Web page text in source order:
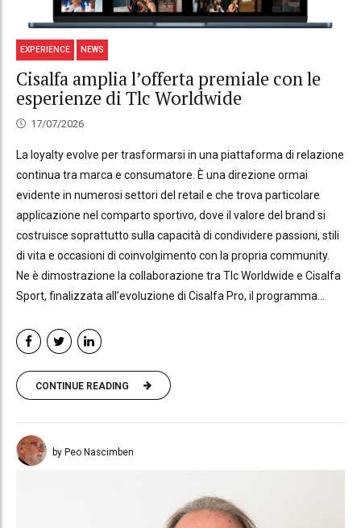
EXPERIENCE NEWS
Cisalfa amplia l’offerta premiale con le
esperienze di Tlc Worldwide
17/07/2026
La loyalty evolve per trasformarsi in una piattaforma di relazione
continua tra marca e consumatore. È una direzione ormai
evidente in numerosi settori del retail e che trova particolare
applicazione nel comparto sportivo, dove il valore del brand si
costruisce soprattutto sulla capacità di condividere passioni, stili
di vita e occasioni di coinvolgimento con la propria community.
Ne è dimostrazione la collaborazione tra Tlc Worldwide e Cisalfa
Sport, finalizzata all’evoluzione di Cisalfa Pro, il programma...
CONTINUE READING
by Peo Nascimben